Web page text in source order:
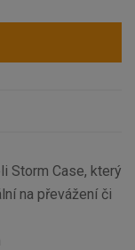
Storm Case, který
na převážení či